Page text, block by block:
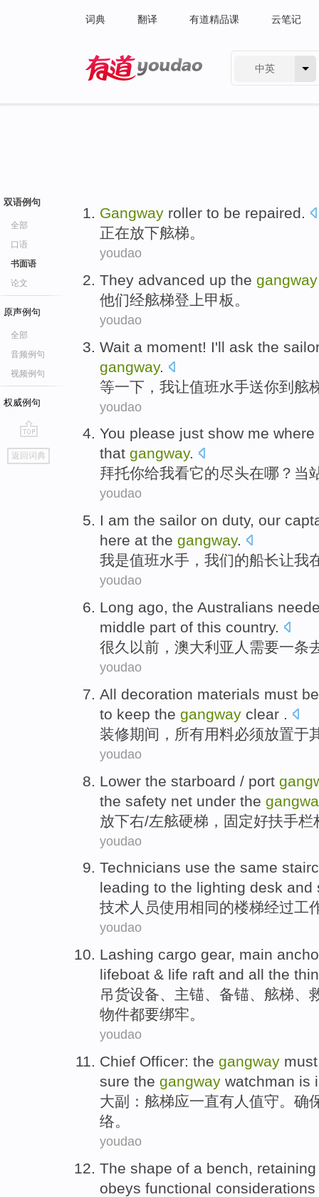
词典 翻译 有道精品课 云笔记
中英
双语例句
全部
口语
书面语
论文
原声例句
全部
音频例句
视频例句
权威例句
go
top
返回词典
Gangway roller to be repaired.
正在放下舷梯。
youdao
They advanced up the gangway
他们经舷梯登上甲板。
youdao
Wait a moment! I'll ask the
gangway.
等一下 ， 我让值班水手送你到 舷
youdao
You please just show me where
that gangway.
拜托你给我看它的尽头在哪 ？ 当
youdao
I am the sailor on duty, our
here at the gangway.
我是值班水手 ， 我们的船长让我
youdao
Long ago, the Australians
middle part of this country.
很久 以前 ， 澳大利亚人 需要一条
youdao
All decoration materials must be
to keep the gangway clear .
装修期间 ， 所有用料必须放置于
youdao
Lower the starboard / port
the safety net under the
放下右/左舷硬梯， 固定好扶手栏
youdao
Technicians use the same
leading to the lighting desk and
技术人员使用相同的楼梯经过工
youdao
Lashing cargo gear, main
lifeboat & life raft and all the
吊货设备、 主锚、 备锚、 舷梯、
物件都要绑牢。
youdao
Chief Officer: the gangway must
sure the gangway watchman is
大副
： 舷梯应一直有人值守。 确
络。
youdao
The shape of a bench, retaining
obeys functional considerations